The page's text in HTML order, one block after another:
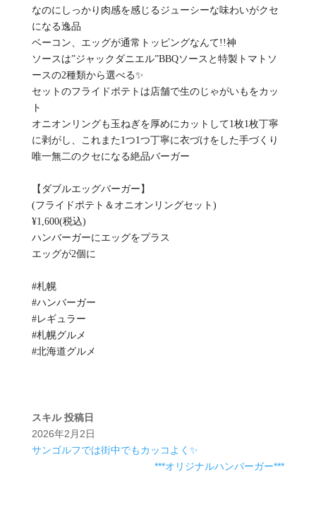
なのにしっかり肉感を感じるジューシーな味わいがクセ
になる逸品
ベーコン、エッグが通常トッピングなんて!!神
ソースは”ジャックダニエル”BBQソースと特製トマトソ
ースの2種類から選べる✨
セットのフライドポテトは店舗で生のじゃがいもをカッ
ト
オニオンリングも玉ねぎを厚めにカットして1枚1枚丁寧
に剥がし、これまた1つ1つ丁寧に衣づけをした手づくり
唯一無二のクセになる絶品バーガー
【ダブルエッグバーガー】
(フライドポテト＆オニオンリングセット)
¥1,600(税込)
ハンバーガーにエッグをプラス
エッグが2個に
#札幌
#ハンバーガー
#レギュラー
#札幌グルメ
#北海道グルメ
スキル 投稿日
2026年2月2日
サンゴルフでは街中でもカッコよく✨
***オリジナルハンバーガー***